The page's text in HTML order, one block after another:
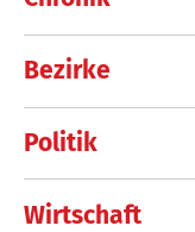
Bezirke
Politik
Wirtschaft